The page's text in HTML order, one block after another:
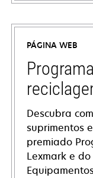
opens
in
new
tab
PÁGINA WEB
Descubra
suprimentos
premiado
Lexmark e